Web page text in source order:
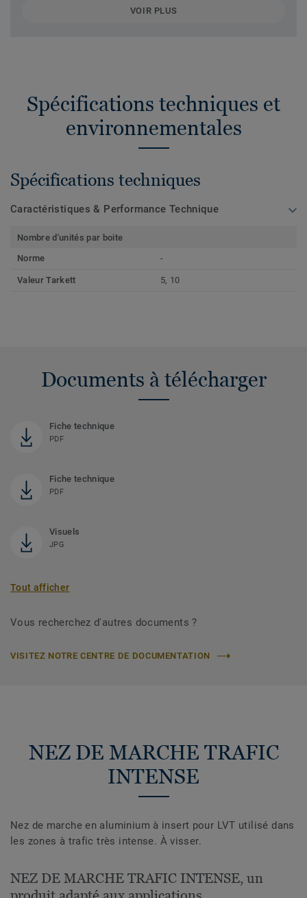
VOIR PLUS
Spécifications techniques et
environnementales
Spécifications techniques
Caractéristiques & Performance Technique
Nombre d'unités par boite
Norme
-
Valeur Tarkett 5, 10
Documents à télécharger
Fiche technique
PDF
Fiche technique
PDF
Visuels
JPG
Tout afficher
Vous recherchez d'autres documents ?
VISITEZ NOTRE CENTRE DE DOCUMENTATION
NEZ DE MARCHE TRAFIC
INTENSE
Nez de marche en aluminium à insert pour LVT utilisé dans
les zones à trafic très intense. À visser.
NEZ DE MARCHE TRAFIC INTENSE, un